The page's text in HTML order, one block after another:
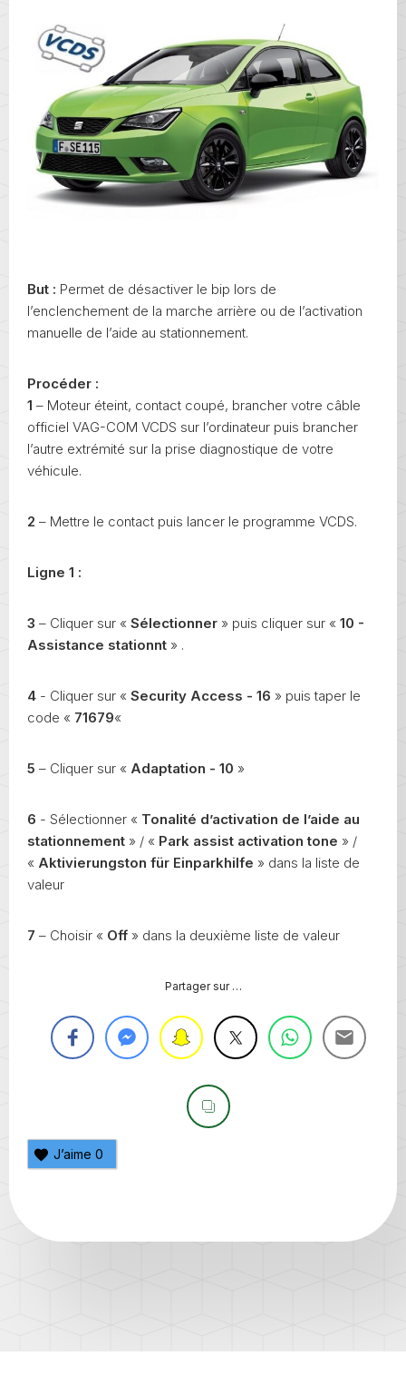
But : Permet de désactiver le bip lors de
l’enclenchement de la marche arrière ou de l’activation
manuelle de l’aide au stationnement.
Procéder :
1 – Moteur éteint, contact coupé, brancher votre câble
officiel VAG-COM VCDS sur l’ordinateur puis brancher
l’autre extrémité sur la prise diagnostique de votre
véhicule.
2 – Mettre le contact puis lancer le programme VCDS.
Ligne 1 :
3 – Cliquer sur « Sélectionner » puis cliquer sur « 10 -
Assistance stationnt » .
4 - Cliquer sur « Security Access - 16 » puis taper le
code « 71679«
5 – Cliquer sur « Adaptation - 10 »
6 - Sélectionner « Tonalité d’activation de l’aide au
stationnement » / « Park assist activation tone » /
« Aktivierungston für Einparkhilfe » dans la liste de
valeur
7 – Choisir « Off » dans la deuxième liste de valeur
Partager sur …
J’aime 0